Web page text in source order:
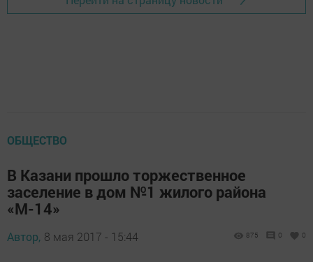
ОБЩЕСТВО
В Казани прошло торжественное
заселение в дом №1 жилого района
«М-14»
Автор, 8 мая 2017 - 15:44 875 0 0